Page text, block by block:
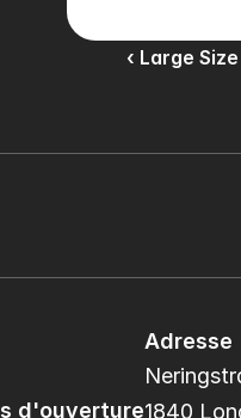
‹ Large
d'ouverture
Adresse
1840